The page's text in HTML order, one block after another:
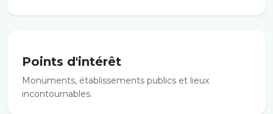
Points d'intérêt
Monuments, établissements publics et lieux
incontournables.